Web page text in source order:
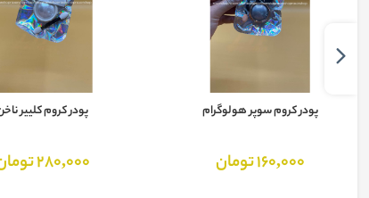
پودر کروم سوپر هولوگرام
160,000 تومان
پودر کروم کلییر
280,000 تومان